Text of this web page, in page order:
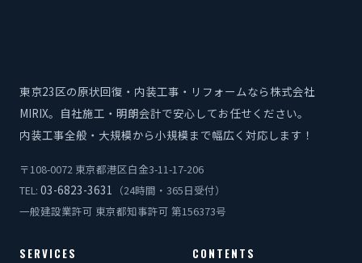
東京23区の原状回復・内装工事・リフォームなら株式会社
MIRIX。自社施工・明朗会計で安心してお任せください。
内装工事全般・大規模から小規模まで幅広く対応します！
〒108-0072 東京都港区白金3-11-17-206
TEL: 03-6823-3631 （24時間・365日受付）
一般建設業許可 東京都知事許可 第156373号
SERVICES CONTENTS